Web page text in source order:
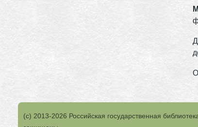
(с) 2013-2026 Российская государственная